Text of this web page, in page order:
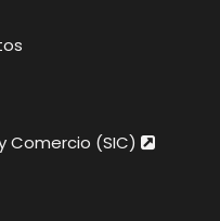
Comercio (SIC)